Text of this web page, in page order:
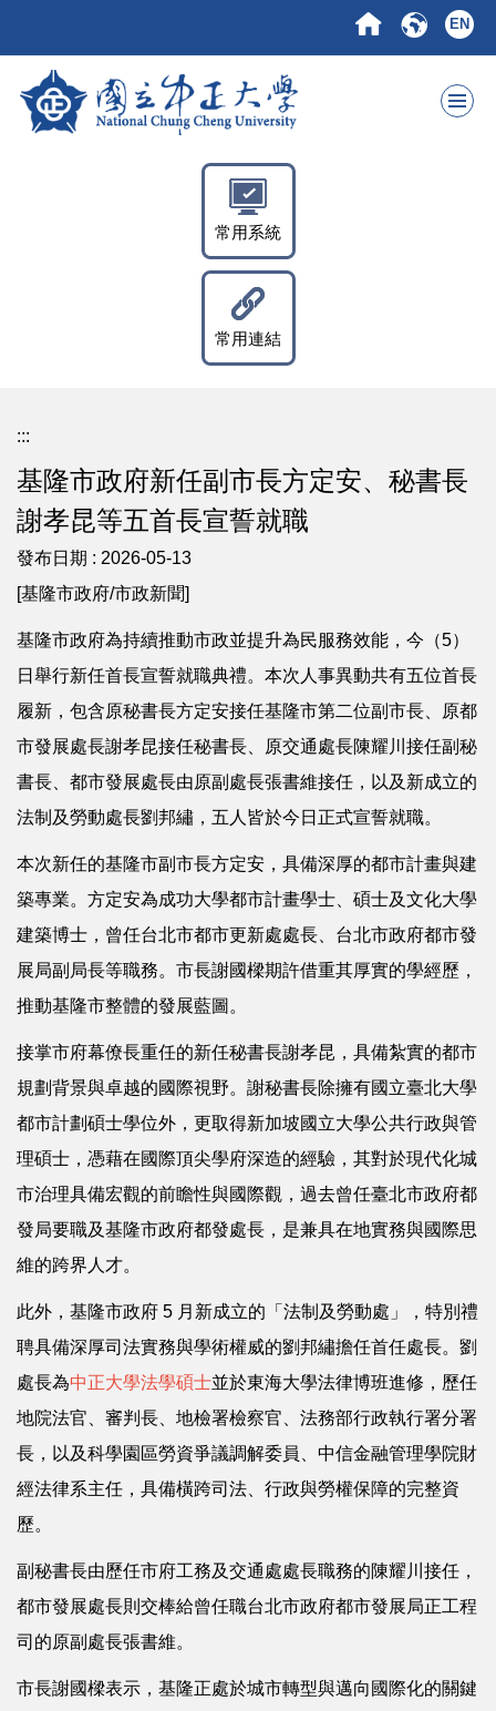
要
EN
常用系統
常用連結
:::
基隆市政府新任副市長方定安、秘書長
謝孝昆等五首長宣誓就職
發布日期 : 2026-05-13
[基隆市政府/市政新聞]
基隆市政府為持續推動市政並提升為民服務效能，今（5）
日舉行新任首長宣誓就職典禮。本次人事異動共有五位首長
履新，包含原秘書長方定安接任基隆市第二位副市長、原都
市發展處長謝孝昆接任秘書長、原交通處長陳耀川接任副秘
書長、都市發展處長由原副處長張書維接任，以及新成立的
法制及勞動處長劉邦繡，五人皆於今日正式宣誓就職。
本次新任的基隆市副市長方定安，具備深厚的都市計畫與建
築專業。方定安為成功大學都市計畫學士、碩士及文化大學
建築博士，曾任台北市都市更新處處長、台北市政府都市發
展局副局長等職務。市長謝國樑期許借重其厚實的學經歷，
推動基隆市整體的發展藍圖。
接掌市府幕僚長重任的新任秘書長謝孝昆，具備紮實的都市
規劃背景與卓越的國際視野。謝秘書長除擁有國立臺北大學
都市計劃碩士學位外，更取得新加坡國立大學公共行政與管
理碩士，憑藉在國際頂尖學府深造的經驗，其對於現代化城
市治理具備宏觀的前瞻性與國際觀，過去曾任臺北市政府都
發局要職及基隆市政府都發處長，是兼具在地實務與國際思
維的跨界人才。
此外，基隆市政府 5 月新成立的「法制及勞動處」，特別禮
聘具備深厚司法實務與學術權威的劉邦繡擔任首任處長。劉
處長為中正大學法學碩士並於東海大學法律博班進修，歷任
地院法官、審判長、地檢署檢察官、法務部行政執行署分署
長，以及科學園區勞資爭議調解委員、中信金融管理學院財
經法律系主任，具備橫跨司法、行政與勞權保障的完整資
歷。
副秘書長由歷任市府工務及交通處處長職務的陳耀川接任，
都市發展處長則交棒給曾任職台北市政府都市發展局正工程
司的原副處長張書維。
市長謝國樑表示，基隆正處於城市轉型與邁向國際化的關鍵